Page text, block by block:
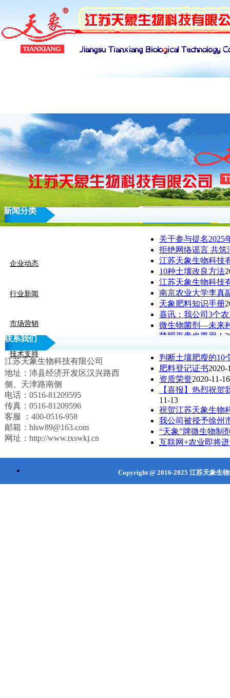
关于参与提名2025
拒绝网络谣言 共筑
江苏天象生物科技
10种土壤改良方法
江苏天象生物科技
南京农业大学李真
天象肥料知识手册
喜讯：我公司3个
微生物菌剂—未来
菌肥再贵也要用！
判断土壤肥瘦的10
肥料登记证书2020-
资质荣誉2020-11-16
【喜报】热烈祝
11-13
祝贺江苏天象生物
我公司被授予徐州
“天象”牌微生物制
互联网+农业即将
企业动态
行业新闻
市场营销
技术支持
江苏天象生物科技有限公司
地址： 沛县经济开发区汉兴路西
侧、天津路南侧
电话：0516-81209595
传真：0516-81209596
客服 ：400-0516-958
邮箱：hlsw89@163.com
网址：http://www.txswkj.cn
联系我们
新闻分类
Copyright @ 2016-2025江苏天象生